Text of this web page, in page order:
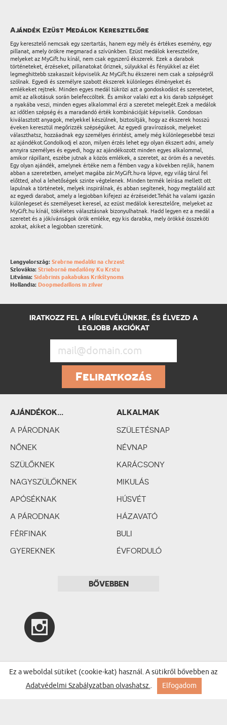
Ajándék Ezüst Medálok Keresztelőre
Egy keresztelő nemcsak egy szertartás, hanem egy mély és értékes esemény, egy
pillanat, amely örökre megmarad a szívünkben. Ezüst medálok keresztelőre,
melyeket az MyGift.hu kínál, nem csak egyszerű ékszerek. Ezek a darabok
történeteket, érzéseket, pillanatokat őriznek, súlyukkal és fényükkel az élet
legmeghittebb szakaszait képviselik.Az MyGift.hu ékszerei nem csak a szépségről
szólnak. Egyedi és személyre szabott ékszerek különleges élményeket és
emlékeket rejtnek. Minden egyes medál tükrözi azt a gondoskodást és szeretetet,
amit az alkotásuk során belefeccöltek. És amikor valaki ezt a kis darab szépséget
a nyakába veszi, minden egyes alkalommal érzi a szeretet melegét.Ezek a medálok
az időtlen szépség és a maradandó érték kombinációját képviselik. Gondosan
kiválasztott anyagok, melyekkel készülnek, biztosítják, hogy az ékszerek hosszú
éveken keresztül megőrizzék szépségüket. Az egyedi gravírozások, melyeket
választhatsz, hozzáadnak egy személyes érintést, amely még különlegesebbé teszi
az ajándékot.Gondolkodj el azon, milyen érzés lehet egy olyan ékszert adni, amely
annyira személyes és egyedi, hogy az ajándékozott minden egyes alkalommal,
amikor rápillant, eszébe jutnak a közös emlékek, a szeretet, az öröm és a nevetés.
Egy olyan ajándék, amelynek értéke nem a fémben vagy a kövekben rejlik, hanem
abban a szeretetben, amelyet magába zár.MyGift.hu-ra lépve, egy világ tárul fel
előtted, ahol a lehetőségek szinte végtelenek. Minden termék leírása mellett ott
lapulnak a történetek, melyek inspirálnak, és abban segítenek, hogy megtaláld azt
az egyedi darabot, amely a legjobban kifejezi az érzéseidet.Tehát ha valami igazán
különlegeset és személyeset keresel, az ezüst medálok keresztelőre, melyeket az
MyGift.hu kínál, tökéletes választásnak bizonyulhatnak. Hadd legyen ez a medál a
szeretet és a jókívánságok örök emléke, egy kis darabka, mely örökké összeköti
azokat, akiket a legjobban szeretünk.
Lengyelország: Srebrne medaliki na chrzest
Szlovákia: Strieborné medailóny Ku Krstu
Litvánia: Sidabrinis pakabukas Krikštynoms
Hollandia: Doopmedaillons in zilver
IRATKOZZ FEL A HÍRLEVÉLÜNKRE, ÉS ÉLVEZD A
LEGJOBB AKCIÓKAT
Feliratkozás
AJÁNDÉKOK...
A PÁRODNAK
NŐNEK
SZÜLŐKNEK
NAGYSZÜLŐKNEK
APÓSÉKNAK
A PÁRODNAK
FÉRFINAK
GYEREKNEK
SZERINT
ALKALMAK
SZÜLETÉSNAP
NÉVNAP
KARÁCSONY
MIKULÁS
HÚSVÉT
HÁZAVATÓ
BULI
ÉVFORDULÓ
ESKÜVŐ
1. SZÜLETÉSNAP
ELSŐÁLDOZÁS
BŐVEBBEN
Ez a weboldal sütiket (cookie-kat) használ. A sütikről bővebben az
Adatvédelmi Szabályzatban olvashatsz.. Elfogadom